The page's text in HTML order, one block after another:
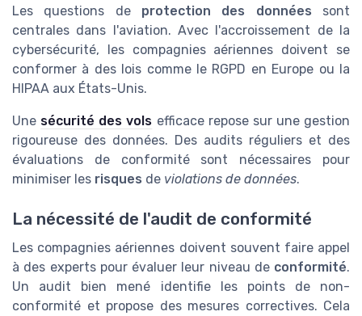
Les questions de protection des données sont
centrales dans l'aviation. Avec l'accroissement de la
cybersécurité, les compagnies aériennes doivent se
conformer à des lois comme le RGPD en Europe ou la
HIPAA aux États-Unis.
Une sécurité des vols efficace repose sur une gestion
rigoureuse des données. Des audits réguliers et des
évaluations de conformité sont nécessaires pour
minimiser les risques de violations de données.
La nécessité de l'audit de conformité
Les compagnies aériennes doivent souvent faire appel
à des experts pour évaluer leur niveau de conformité.
Un audit bien mené identifie les points de non-
conformité et propose des mesures correctives. Cela